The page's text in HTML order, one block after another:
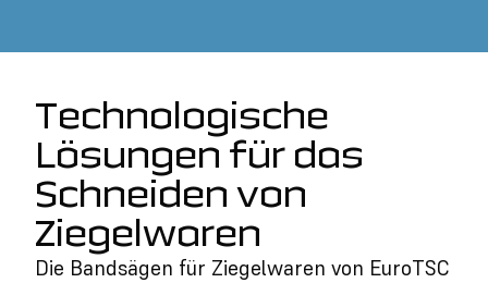
Technologische
Lösungen für das
Schneiden von
Ziegelwaren
Die Bandsägen für Ziegelwaren von EuroTSC